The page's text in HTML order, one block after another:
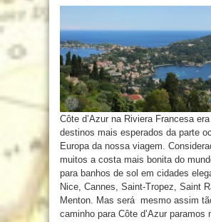
Côte d’Azur na Riviera Francesa
destinos mais esperados da parte
Europa da nossa viagem.
muitos a costa mais bonita do
para banhos de sol em cidades
Nice, Cannes, Saint-Tropez, Saint
Menton. Mas será mesmo assim
caminho para Côte d’Azur paramos